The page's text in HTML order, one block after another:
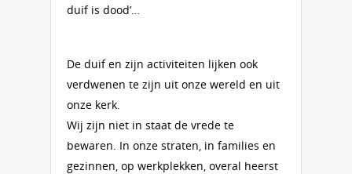
duif is dood’…
De duif en zijn activiteiten lijken ook
verdwenen te zijn uit onze wereld en uit
onze kerk.
Wij zijn niet in staat de vrede te
bewaren. In onze straten, in families en
gezinnen, op werkplekken, overal heerst